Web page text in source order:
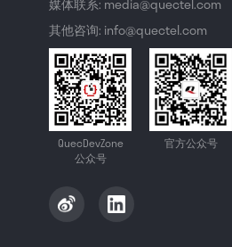
媒体联系: media@quectel.com
其他咨询: info@quectel.com
QuecDevZone
公众号
官方公众号